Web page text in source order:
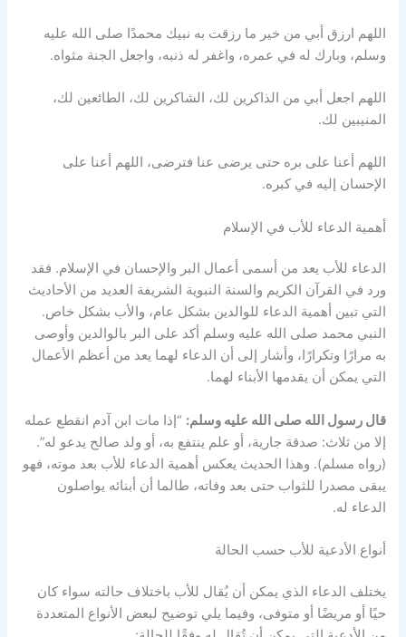
اللهم ارزق أبي من خير ما رزقت به نبيك محمدًا صلى الله عليه
وسلم، وبارك له في عمره، واغفر له ذنبه، واجعل الجنة مثواه.
اللهم اجعل أبي من الذاكرين لك، الشاكرين لك، الطائعين لك،
المنيبين لك.
اللهم أعنا على بره حتى يرضى عنا فترضى، اللهم أعنا على
الإحسان إليه في كبره.
أهمية الدعاء للأب في الإسلام
الدعاء للأب يعد من أسمى أعمال البر والإحسان في الإسلام. فقد
ورد في القرآن الكريم والسنة النبوية الشريفة العديد من الأحاديث
التي تبين أهمية الدعاء للوالدين بشكل عام، والأب بشكل خاص.
النبي محمد صلى الله عليه وسلم أكد على البر بالوالدين وأوصى
به مرارًا وتكرارًا، وأشار إلى أن الدعاء لهما يعد من أعظم الأعمال
التي يمكن أن يقدمها الأبناء لهما.
قال رسول الله صلى الله عليه وسلم: “إذا مات ابن آدم انقطع عمله
إلا من ثلاث: صدقة جارية، أو علم ينتفع به، أو ولد صالح يدعو له”.
(رواه مسلم). وهذا الحديث يعكس أهمية الدعاء للأب بعد موته، فهو
يبقى مصدرا للثواب حتى بعد وفاته، طالما أن أبنائه يواصلون
الدعاء له.
أنواع الأدعية للأب حسب الحالة
يختلف الدعاء الذي يمكن أن يُقال للأب باختلاف حالته سواء كان
حيًا أو مريضًا أو متوفى، وفيما يلي توضيح لبعض الأنواع المتعددة